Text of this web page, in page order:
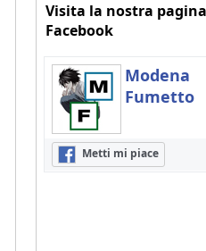
Visita la nostra pagina
Facebook
Modena
Fumetto
Metti mi piace